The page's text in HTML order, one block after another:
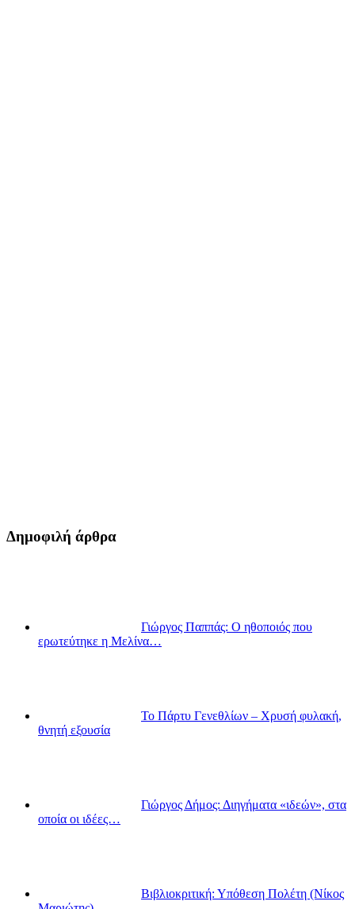
Δημοφιλή άρθρα
Γιώργος Παππάς: Ο ηθοποιός που
ερωτεύτηκε η Μελίνα…
Το Πάρτυ Γενεθλίων – Χρυσή φυλακή,
θνητή εξουσία
Γιώργος Δήμος: Διηγήματα «ιδεών», στα
οποία οι ιδέες…
Βιβλιοκριτική: Υπόθεση Πολέτη (Νίκος